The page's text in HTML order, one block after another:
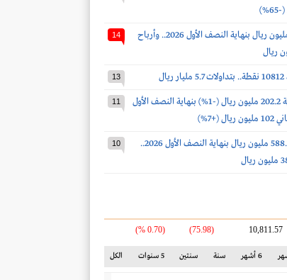
أرباح أكوا باور 653.2 مليون ريال بنهاية النصف الأول 2026.. وأرباح
14
13
أرباح أسمنت السعودية 202.2 مليون ريال (-1%) بنهاية النصف الأول
11
أرباح سينومي سنترز 588.2 مليون ريال بنهاية النصف الأول 2026..
10
10,811.57
(75.98)
(0.70 %)
6 أشهر سنة سنتين 5 سنوات الكل